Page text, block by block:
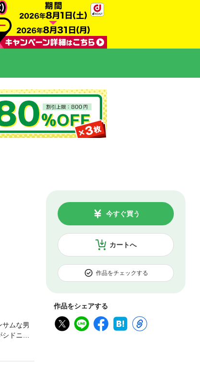
カートへ
今すぐ買う
作品をチェックする
作品をシェアする
ムな男
ドニー
働く貧し